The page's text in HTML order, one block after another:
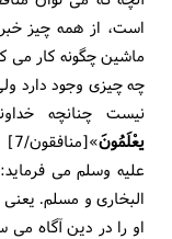
است، از همه چیز
ماشین چگونه کار می
چه چیزی وجود دارد
نیست چنانچه
یعْلَمُونَ
علیه وسلم می
البخاری و مسلم.
او را در دین آگاه می